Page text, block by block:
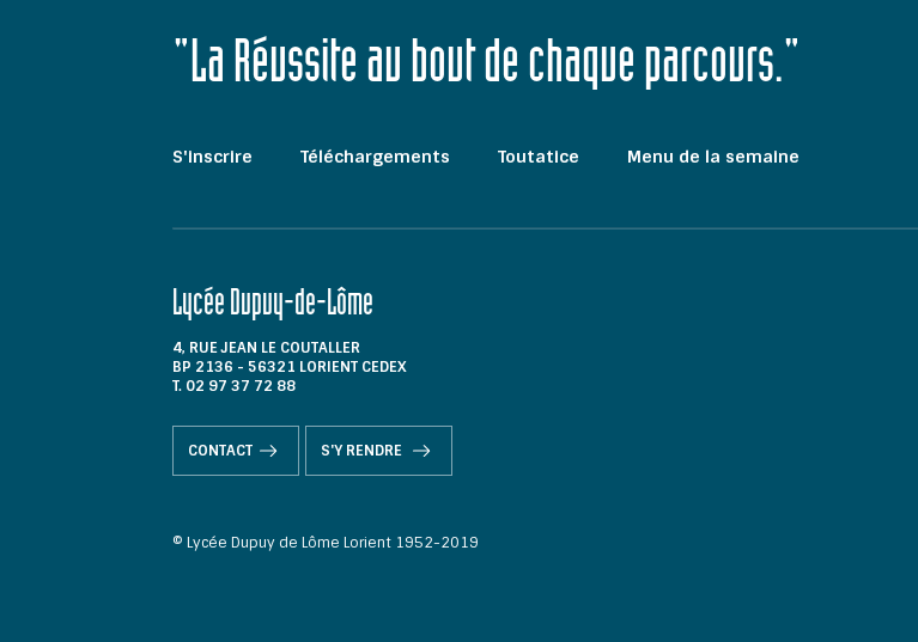
"La Réussite au bout de chaque parcours."
S'inscrire Téléchargements Toutatice Menu de la semaine
Lycée Dupuy-de-Lôme
4, RUE JEAN LE COUTALLER
BP 2136 - 56321 LORIENT CEDEX
T. 02 97 37 72 88
CONTACT S'Y RENDRE
© Lycée Dupuy de Lôme Lorient 1952-2019